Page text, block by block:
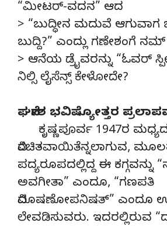
“ಮೀಟರ್-ವದನ” ಆದ
> “ಬುದ್ಧೀನ ಮದುವೆ ಆಗುವಾಗ
ಬುದ್ದಿ?” ಎಂದ್ಲು ಗಣೇಶಂಗೆ ನಮ್
> ಆನೆಯ ಡ್ರೈವರನ್ನು “ಓವರ್
ನಿಲ್ಸಿ ಲೈಸೆನ್ಸ್ ಕೇಳೋದೇ?
ಘನೇಶ ಭವಿಷ್ಯೋತ್ತರ
ಕೃಷ್ಣಪೂರ್ವ 1947ರ
ವಿರಚಿತವಾಯಿತೆನ್ನಲಾಗುವ,
ಪದ್ಯರೂಪದಲ್ಲಿದ್ದ ಈ ಕಗ್ಗವನ್ನು
ಅವಗೀತಾ” ಎಂದೂ, “ಗಣಪತಿ
ವಿದೂಷಣೋಪನಿಷತ್” ಎಂದೂ
ಲೇವಡಿಸುವರು. ಇದರಲ್ಲಿರುವ